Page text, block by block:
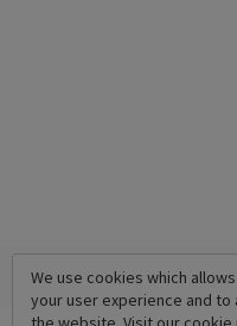
We use cookies which
your user experience and to